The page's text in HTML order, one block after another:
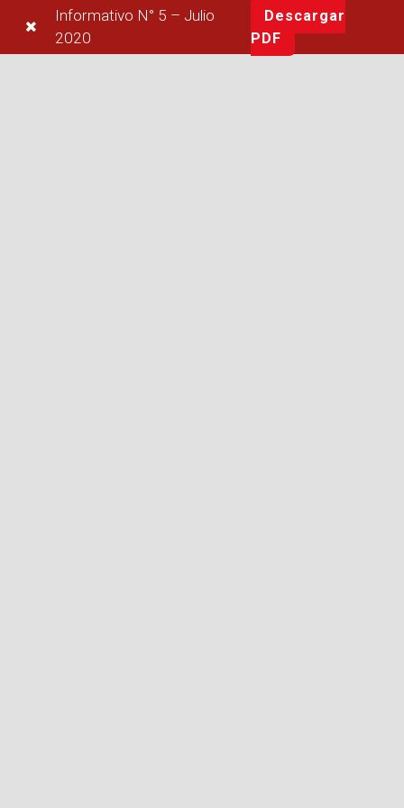
Informativo N° 5 – Julio
2020
Descargar
PDF